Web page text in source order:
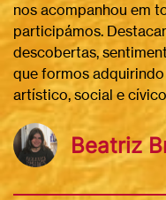
nos acompanhou em
participámos.
descobertas,
que formos
artístico, social e
Beatriz